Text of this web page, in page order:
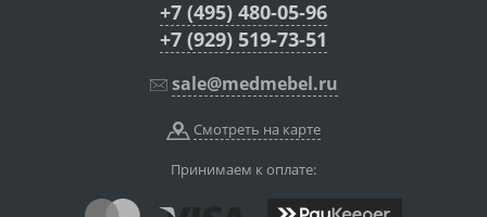
+7 (495) 480-05-96
+7 (929) 519-73-51
sale@medmebel.ru
Смотреть на карте
Принимаем к оплате: